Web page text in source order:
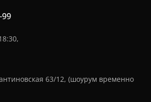
99
63/12, (шоурум временно